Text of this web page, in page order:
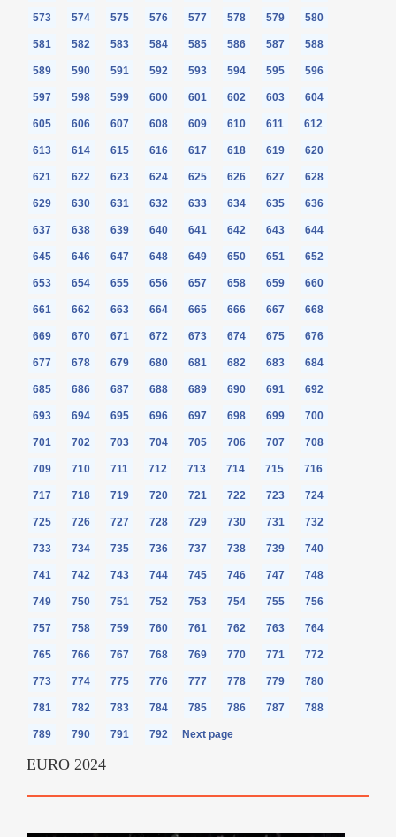
573 574 575 576 577 578 579 580
581 582 583 584 585 586 587 588
589 590 591 592 593 594 595 596
597 598 599 600 601 602 603 604
605 606 607 608 609 610 611 612
613 614 615 616 617 618 619 620
621 622 623 624 625 626 627 628
629 630 631 632 633 634 635 636
637 638 639 640 641 642 643 644
645 646 647 648 649 650 651 652
653 654 655 656 657 658 659 660
661 662 663 664 665 666 667 668
669 670 671 672 673 674 675 676
677 678 679 680 681 682 683 684
685 686 687 688 689 690 691 692
693 694 695 696 697 698 699 700
701 702 703 704 705 706 707 708
709 710 711 712 713 714 715 716
717 718 719 720 721 722 723 724
725 726 727 728 729 730 731 732
733 734 735 736 737 738 739 740
741 742 743 744 745 746 747 748
749 750 751 752 753 754 755 756
757 758 759 760 761 762 763 764
765 766 767 768 769 770 771 772
773 774 775 776 777 778 779 780
781 782 783 784 785 786 787 788
789 790 791 792 Next page
EURO 2024